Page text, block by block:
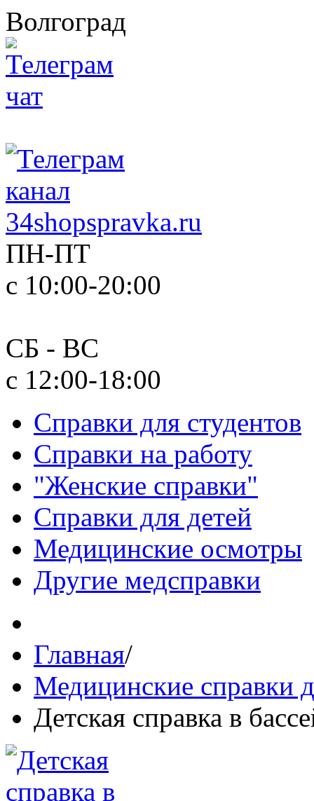
Волгоград
ПН-ПТ
с 10:00-20:00
СБ - ВС
с 12:00-18:00
Справки для студентов
Справки на работу
"Женские справки"
Справки для детей
Медицинские осмотры
Другие медсправки
Главная/
Медицинские справки
Детская справка в